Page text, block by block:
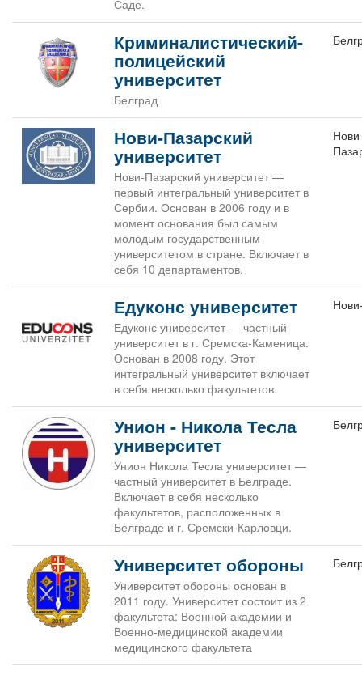
Саде.
Криминалистический-
полицейский
университет
Белград
Нови-Пазарский
университет
Нови-Пазарский университет —
первый интегральный университет в
Сербии. Основан в 2006 году и в
момент основания был самым
молодым государственным
университетом в стране. Включает в
себя 10 департаментов.
Нови
Едуконс университет
Едуконс университет — частный
университет в г. Сремска-Каменица.
Основан в 2008 году. Этот
интегральный университет включает
в себя несколько факультетов.
Унион - Никола Тесла
университет
Унион Никола Тесла университет —
частный университет в Белграде.
Включает в себя несколько
факультетов, расположенных в
Белграде и г. Сремски-Карловци.
Университет обороны
Университет обороны основан в
2011 году. Университет состоит из 2
факультета: Военной академии и
Военно-медицинской академии
медицинского факультета